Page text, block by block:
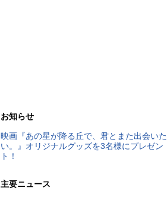
お知らせ
映画『あの星が降る丘で、君とまた出会いた
い。』オリジナルグッズを3名様にプレゼン
ト！
主要ニュース